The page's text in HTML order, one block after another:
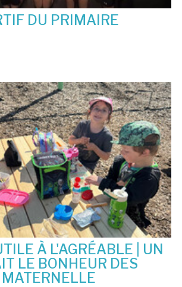
DU PRIMAIRE
À L'AGRÉABLE | UN
LE BONHEUR DES